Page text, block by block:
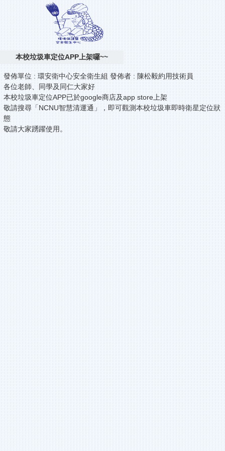
本校垃圾車定位APP上架囉~~
發佈單位 : 環安衛中心安全衛生組 發佈者 : 陳松毅約用技術員
各位老師、同學及同仁大家好
本校垃圾車定位APP已於google商店及app store上架
敬請搜尋「NCNU智慧清運通」，即可觀測本校垃圾車即時衛星定位狀
態
敬請大家踴躍使用。